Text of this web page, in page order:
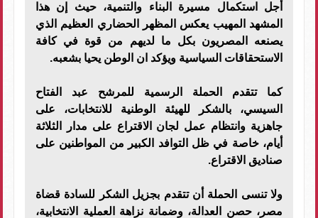
أجل استكمال مسيرة البناء والتنمية، حيث إن هذا
المشهد المهيب يعكس المظهر الحضاري العظيم الذي
يصنعه المصريون بكل ما لديهم من قوة في كافة
الاستحقاقات السياسية ويؤكد ان الوطن يحيا بشعبه.
كما تتقدم الحملة الرسمية للمرشح عبد الفتاح
السيسي، بالشكر للهيئة الوطنية للانتخابات، على
جاهزية وانتظام عمل لجان الاقتراع على مدار الثلاثة
أيام، خاصة في ظل التوافد الكبير من المواطنين على
صناديق الاقتراع.
ولا تنسى الحملة أن تتقدم بجزيل الشكر للسادة قضاة
مصر، حصن العدالة، وضمانة نزاهة العملية الانتخابية،